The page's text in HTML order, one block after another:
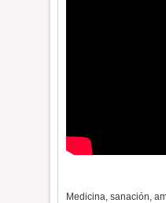
Medicina, sanación,